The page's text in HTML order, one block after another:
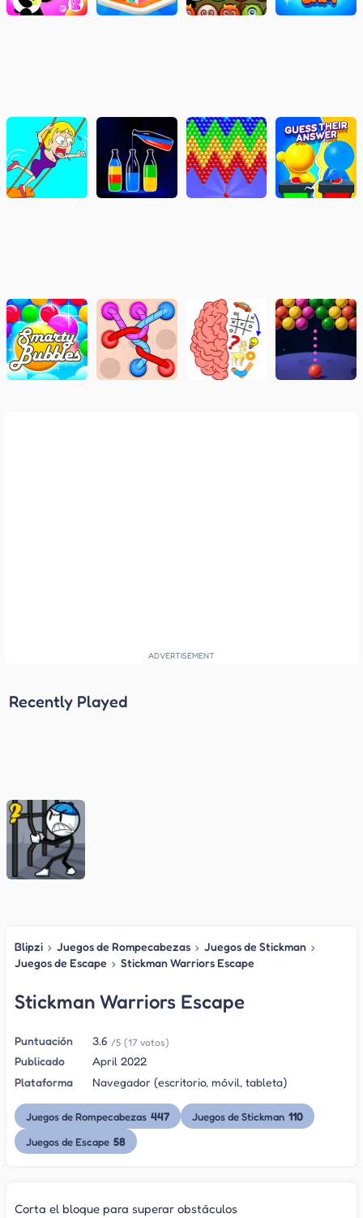
Recently Played
Blipzi › Juegos de Rompecabezas › Juegos de Stickman ›
Juegos de Escape › Stickman Warriors Escape
Stickman Warriors Escape
Puntuación 3.6 /5 (17 votos)
Publicado
April 2022
Plataforma
Navegador (escritorio, móvil, tableta)
Juegos de Rompecabezas 447 Juegos de Stickman 110
Juegos de Escape 58
Corta el bloque para superar obstáculos